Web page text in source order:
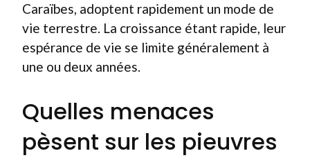
Caraïbes, adoptent rapidement un mode de
vie terrestre. La croissance étant rapide, leur
espérance de vie se limite généralement à
une ou deux années.
Quelles menaces
pèsent sur les pieuvres